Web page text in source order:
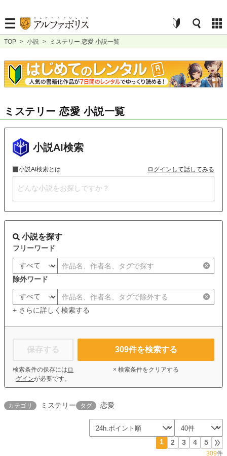
TOP > 小説 > ミステリー 恋愛 小説一覧
ミステリー 恋愛 小説一覧
小説AI検索
小説AI検索とは ログインして話してみる
小説を探す
フリーワード
除外ワード
+ さらに詳しく検索する
保存する
検索条件の保存には ロ
グインが必要です。
309件を検索する
× 検索条件をクリアする
カテゴリ ミステリー タグ 恋愛
1 2 3 4 5
309件